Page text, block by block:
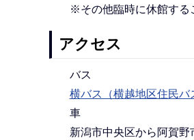
※その他臨時に休館する
アクセス
バス
横バス（横越地区住民バ
車
新潟市中央区から阿賀野